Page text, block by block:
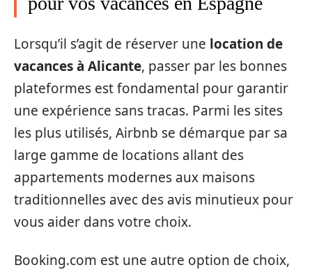
Lorsqu’il s’agit de réserver une location de
vacances à Alicante, passer par les bonnes
plateformes est fondamental pour garantir
une expérience sans tracas. Parmi les sites
les plus utilisés, Airbnb se démarque par sa
large gamme de locations allant des
appartements modernes aux maisons
traditionnelles avec des avis minutieux pour
vous aider dans votre choix.
Booking.com est une autre option de choix,